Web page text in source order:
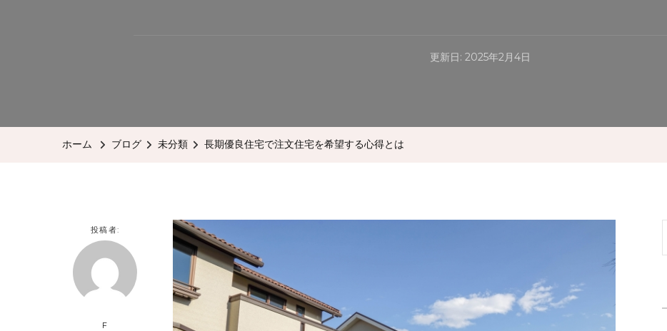
更新日: 2025年2月4日
ホーム ブログ 未分類 長期優良住宅で注文住宅を希望する心得とは
投稿者:
F